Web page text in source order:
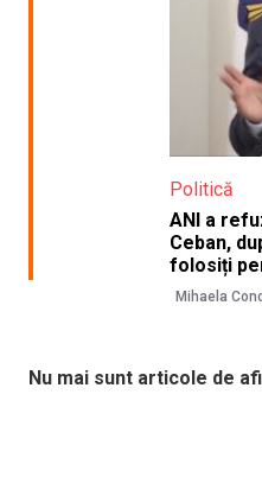
Politică
ANI a
Ceban,
folosiți
Mihaela
Nu mai sunt articole de